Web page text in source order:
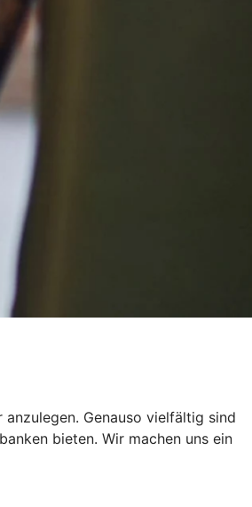
Genauso vielfältig sind
bieten. Wir machen uns ein